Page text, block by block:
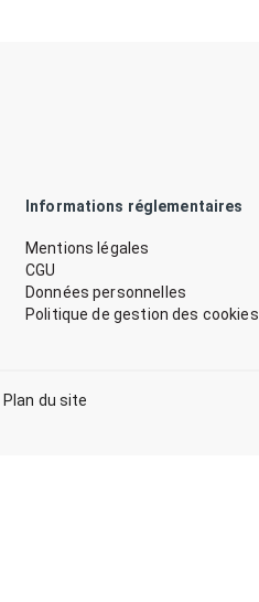
Informations réglementaires
Mentions légales
CGU
Données personnelles
Politique de gestion des cookies
Plan du site